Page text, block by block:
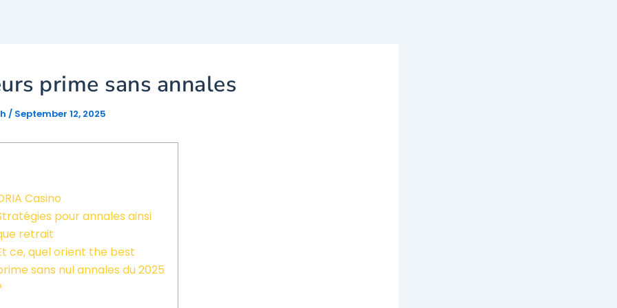
prime sans annales
/ September 12, 2025
Casino
pour annales ainsi
retrait
ce, quel orient the best
sans nul annales du 2025